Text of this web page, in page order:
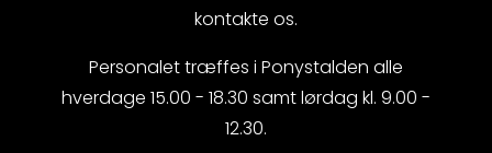
kontakte os.
Personalet træffes i Ponystalden alle
hverdage 15.00 - 18.30 samt lørdag kl. 9.00 -
12.30.